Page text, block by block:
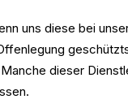
uns diese bei
dieser